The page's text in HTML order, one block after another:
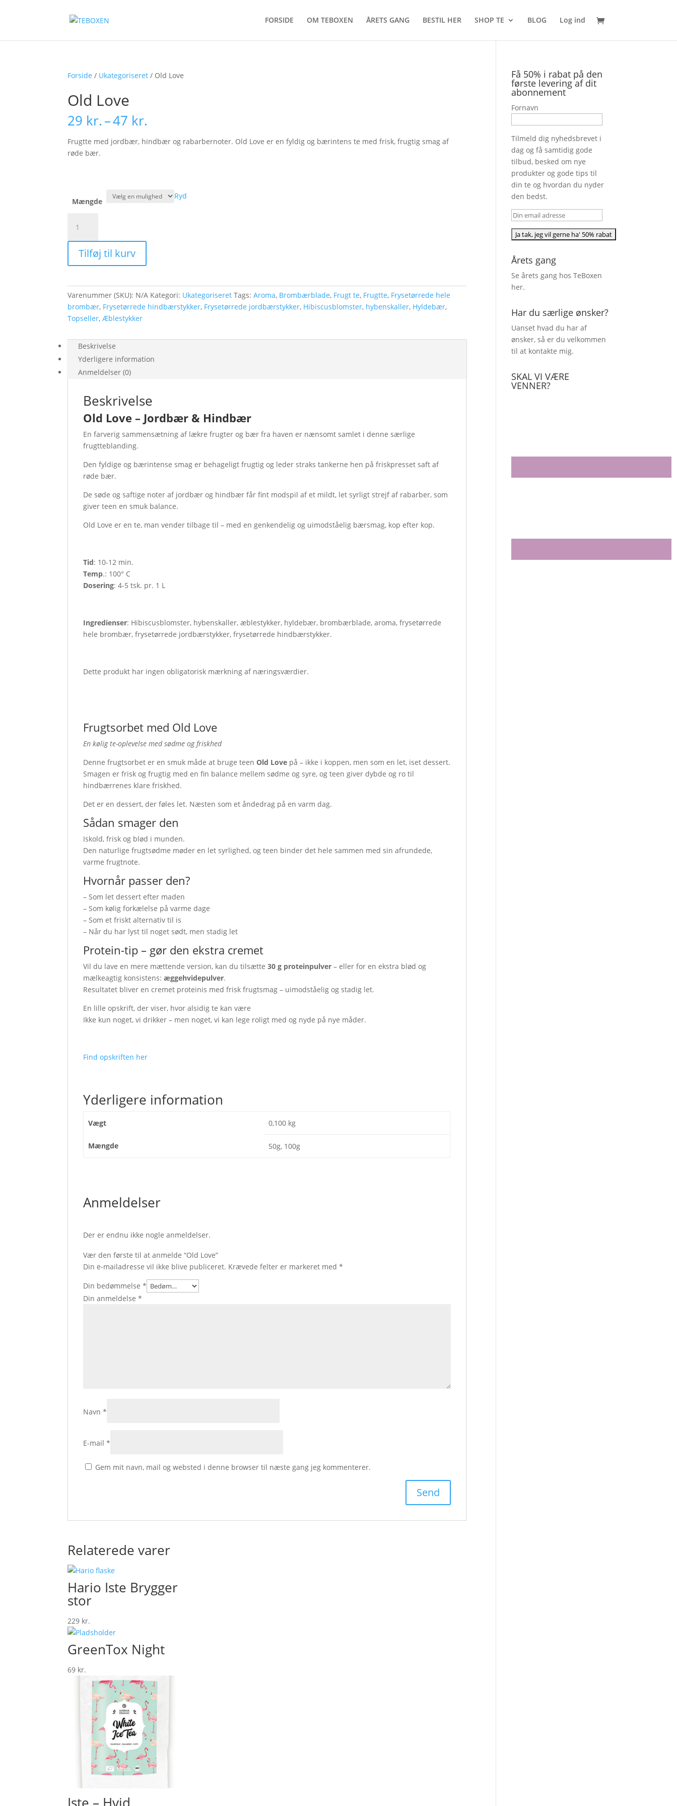
FORSIDE OM TEBOXEN ÅRETS GANG BESTIL HER SHOP TE BLOG Log ind
Forside / Ukategoriseret / Old Love
Old Love
29 kr.–47 kr.
til
Frugtte med jordbær, hindbær og rabarbernoter. Old Love er en fyldig og bærintens te med frisk, frugtig smag af
røde bær.
Mængde
Ryd
Love
antal
Tilføj til kurv
Varenummer (SKU): N/A Kategori: Ukategoriseret Tags:Aroma, Brombærblade, Frugt te, Frugtte, Frysetørrede hele
brombær, Frysetørrede hindbærstykker, Frysetørrede jordbærstykker, Hibiscusblomster, hybenskaller, Hyldebær,
Topseller,Æblestykker
Beskrivelse
Yderligere information
Anmeldelser (0)
Beskrivelse
Old Love – Jordbær & Hindbær
En farverig sammensætning af lækre frugter og bær fra haven er nænsomt samlet i denne særlige
frugtteblanding.
Den fyldige og bærintense smag er behageligt frugtig og leder straks tankerne hen på friskpresset saft af
røde bær.
De søde og saftige noter af jordbær og hindbær får fint modspil af et mildt, let syrligt strejf af rabarber, som
giver teen en smuk balance.
Old Love er en te, man vender tilbage til – med en genkendelig og uimodståelig bærsmag, kop efter kop.
Tid: 10-12 min.
Temp.: 100° C
Dosering: 4-5 tsk. pr. 1 L
Ingredienser: Hibiscusblomster, hybenskaller, æblestykker, hyldebær, brombærblade, aroma, frysetørrede
hele brombær, frysetørrede jordbærstykker, frysetørrede hindbærstykker.
Dette produkt har ingen obligatorisk mærkning af næringsværdier.
Frugtsorbet med Old Love
En kølig te-oplevelse med sødme og friskhed
Denne frugtsorbet er en smuk måde at bruge teenOld Love på – ikke i koppen, men som en let, iset dessert.
Smagen er frisk og frugtig med en fin balance mellem sødme og syre, og teen giver dybde og ro til
hindbærrenes klare friskhed.
Det er en dessert, der føles let. Næsten som et åndedrag på en varm dag.
Sådan smager den
Iskold, frisk og blød i munden.
Den naturlige frugtsødme møder en let syrlighed, og teen binder det hele sammen med sin afrundede,
varme frugtnote.
Hvornår passer den?
– Som let dessert efter maden
– Som kølig forkælelse på varme dage
– Som et friskt alternativ til is
– Når du har lyst til noget sødt, men stadig let
Protein-tip – gør den ekstra cremet
Vil du lave en mere mættende version, kan du tilsætte30 g proteinpulver – eller for en ekstra blød og
mælkeagtig konsistens:æggehvidepulver.
Resultatet bliver en cremet proteinis med frisk frugtsmag – uimodståelig og stadig let.
En lille opskrift, der viser, hvor alsidig te kan være
Ikke kun noget, vi drikker – men noget, vi kan lege roligt med og nyde på nye måder.
Find opskriften her
Yderligere information
Vægt 0,100 kg
Mængde 50g, 100g
Anmeldelser
Der er endnu ikke nogle anmeldelser.
Vær den første til at anmelde “Old Love”
Din e-mailadresse vil ikke blive publiceret. Krævede felter er markeret med*
Din bedømmelse*
Din anmeldelse*
Navn*
E-mail*
Gem mit navn, mail og websted i denne browser til næste gang jeg kommenterer.
Relaterede varer
Hario Iste Brygger
stor
229 kr.
GreenTox Night
69 kr.
Få 50% i rabat på den
første levering af dit
abonnement
Fornavn
Tilmeld dig nyhedsbrevet i
dag og få samtidig gode
tilbud, besked om nye
produkter og gode tips til
din te og hvordan du nyder
den bedst.
Årets gang
Se årets gang hos TeBoxen
her.
Har du særlige ønsker?
Uanset hvad du har af
ønsker, så er du velkommen
til at kontakte mig.
SKAL VI VÆRE
VENNER?